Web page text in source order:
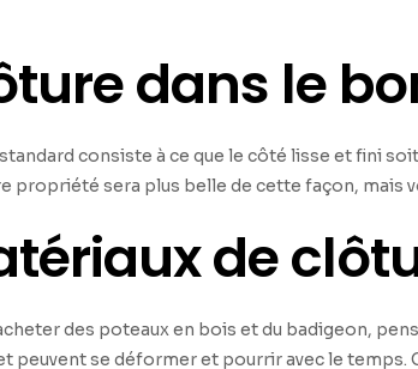
dans le
consiste à ce que le côté lisse et fini
propriété sera plus belle de cette façon, mais
de
des poteaux en bois et du badigeon,
peuvent se déformer et pourrir avec le temps.